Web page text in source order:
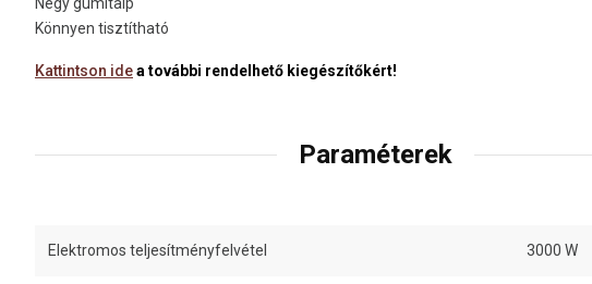
Négy gumitalp
Könnyen tisztítható
Kattintson idea további rendelhető kiegészítőkért!
Paraméterek
Elektromos teljesítményfelvétel 3000 W